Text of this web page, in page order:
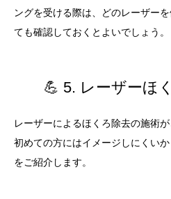
ングを受ける際は、どのレーザー
ても確認しておくとよいでしょう。
💪 5. レーザーほ
レーザーによるほくろ除去の施術
初めての方にはイメージしにくい
をご紹介します。